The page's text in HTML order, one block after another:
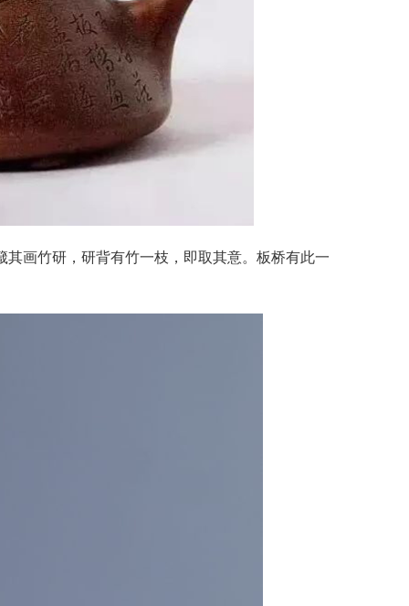
其画竹研，研背有竹一枝，即取其意。板桥有此一